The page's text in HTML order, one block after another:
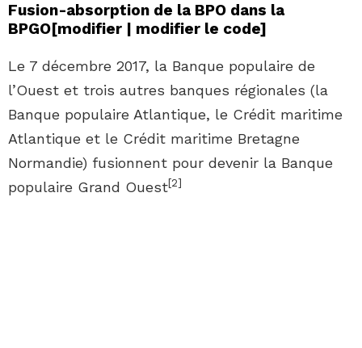
Fusion-absorption de la BPO dans la
BPGO[modifier | modifier le code]
Le 7 décembre 2017, la Banque populaire de
l’Ouest et trois autres banques régionales (la
Banque populaire Atlantique, le Crédit maritime
Atlantique et le Crédit maritime Bretagne
Normandie) fusionnent pour devenir la Banque
populaire Grand Ouest[2]